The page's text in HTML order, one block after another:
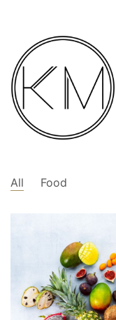
All Food